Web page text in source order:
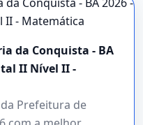
da Conquista - BA
II Nível II -
Prefeitura de